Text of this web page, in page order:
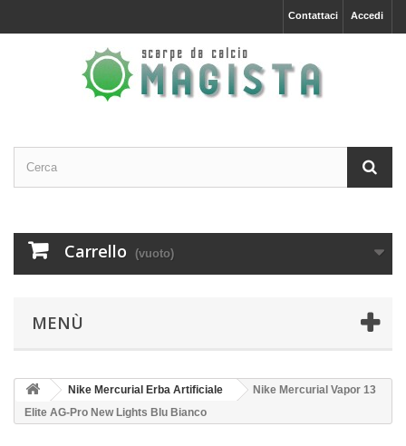
Accedi
Contattaci
Carrello (vuoto)
MENÙ
Nike Mercurial Erba Artificiale
Nike Mercurial Vapor 13
Elite AG-Pro New Lights Blu Bianco